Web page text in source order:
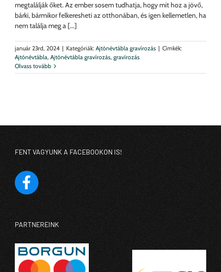
megtalálják őket. Az ember sosem tudhatja, hogy mit hoz a jövő,
bárki, bármikor felkeresheti az otthonában, és igen kellemetlen, ha
nem találja meg a [...]
január 23rd, 2024 | Kategóriák: Ajtónévtábla gravírozás | Címkék:
Ajtónévtábla, Ajtónévtábla gravírozás, gravírozás
Olvass tovább
FENT VAGYUNK A FACEBOOKON IS!
PARTNEREINK